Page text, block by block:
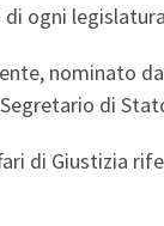
di ogni
nominato
di
di Giustizia